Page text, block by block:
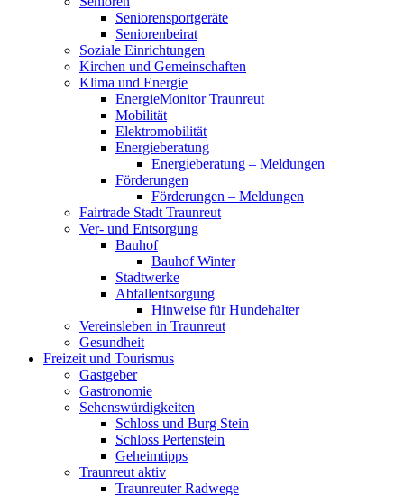
Seniorensportgeräte
Seniorenbeirat
Soziale Einrichtungen
Kirchen und Gemeinschaften
Klima und Energie
EnergieMonitor Traunreut
Mobilität
Elektromobilität
Energieberatung
Energieberatung – Meldungen
Förderungen
Förderungen – Meldungen
Fairtrade Stadt Traunreut
Ver- und Entsorgung
Bauhof
Bauhof Winter
Stadtwerke
Abfallentsorgung
Hinweise für Hundehalter
Vereinsleben in Traunreut
Gesundheit
Freizeit und Tourismus
Gastgeber
Gastronomie
Sehenswürdigkeiten
Schloss und Burg Stein
Schloss Pertenstein
Geheimtipps
Traunreut aktiv
Traunreuter Radwege